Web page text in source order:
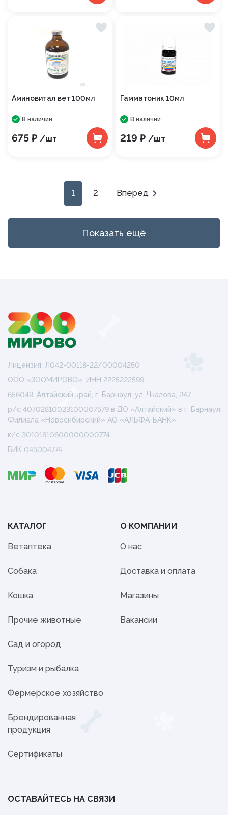
Аминовитал вет 100мл
В наличии
675 ₽ /шт
Гамматоник 10мл
В наличии
219 ₽ /шт
1 2 Вперед
Показать ещё
Лицензия: Л042-00118-22/00004250
ООО «ЗООМИРОВО», ИНН 2225222599
656049, Алтайский край, г. Барнаул, ул. Чкалова, 247
р/с 40702810023100007579 в ДО «Алтайский» в г. Барнаул
Филиала «Новосибирский» АО «АЛЬФА-БАНК»
к/с 30101810600000000774
БИК 045004774
КАТАЛОГ
Ветаптека
Собака
Кошка
Прочие животные
Сад и огород
Туризм и рыбалка
Фермерское хозяйство
Брендированная
продукция
Сертификаты
О КОМПАНИИ
О нас
Доставка и оплата
Магазины
Вакансии
ОСТАВАЙТЕСЬ НА СВЯЗИ